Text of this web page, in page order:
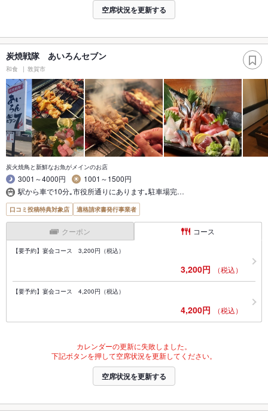
空席状況を更新する
炭焼戦隊 あいろんセブン
和食 敦賀市
炭火焼鳥と新鮮なお魚がメインのお店
3001～4000円
1001～1500円
駅から車で10分｡市役所通りにあります｡駐車場完…
口コミ投稿特典対象店 適格請求書発行事業者
クーポン コース
【要予約】宴会コース 3,200円（税込）
3,200円 （税込）
【要予約】宴会コース 4,200円（税込）
4,200円 （税込）
カレンダーの更新に失敗しました。
下記ボタンを押して空席状況を更新してください。
空席状況を更新する